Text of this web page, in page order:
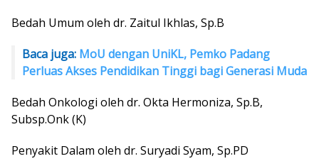
Bedah Umum oleh dr. Zaitul Ikhlas, Sp.B
Baca juga: MoU dengan UniKL, Pemko Padang
Perluas Akses Pendidikan Tinggi bagi Generasi Muda
Bedah Onkologi oleh dr. Okta Hermoniza, Sp.B,
Subsp.Onk (K)
Penyakit Dalam oleh dr. Suryadi Syam, Sp.PD